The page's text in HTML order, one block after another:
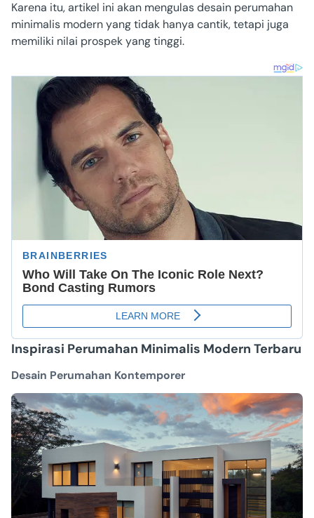
Karena itu, artikel ini akan mengulas desain perumahan
minimalis modern yang tidak hanya cantik, tetapi juga
memiliki nilai prospek yang tinggi.
Inspirasi Perumahan Minimalis Modern Terbaru
Desain Perumahan Kontemporer